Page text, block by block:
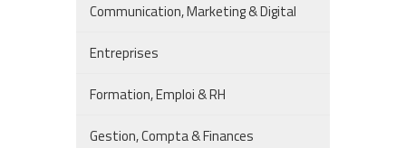
Communication, Marketing & Digital
Entreprises
Formation, Emploi & RH
Gestion, Compta & Finances